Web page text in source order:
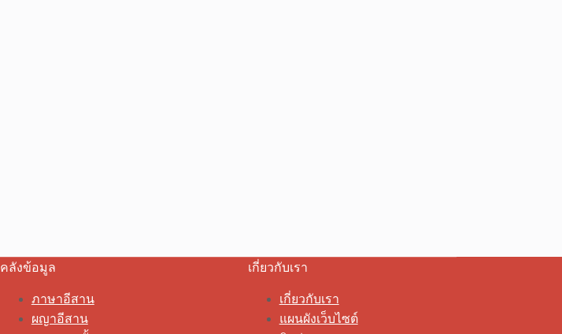
คลังข้อมูล
ภาษาอีสาน
ผญาอีสาน
เกี่ยวกับเรา
เกี่ยวกับเรา
แผนผังเว็บไซต์